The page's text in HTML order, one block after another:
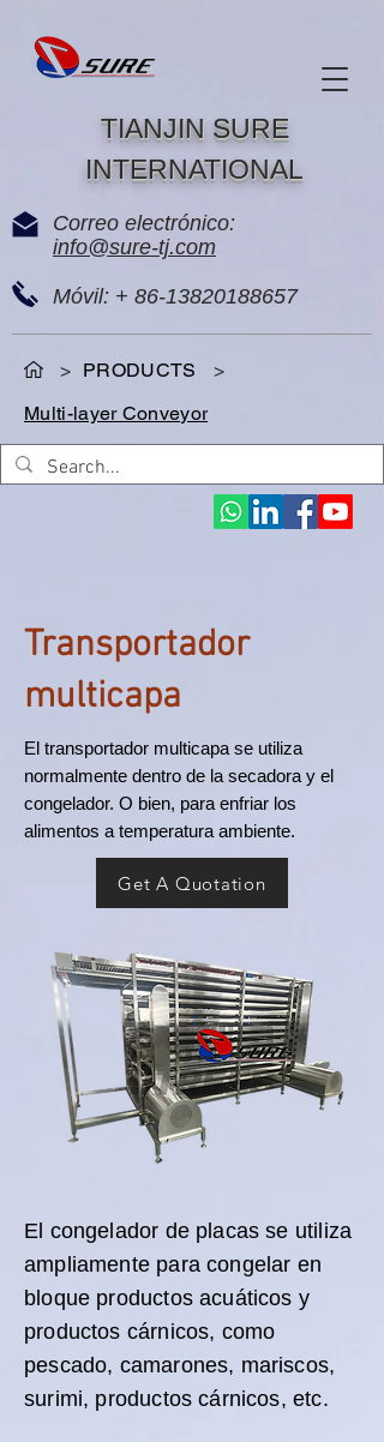
TIANJIN SURE
INTERNATIONAL
Correo electrónico:
info@sure-tj.com
Móvil: + 86-13820188657
> PRODUCTS
>
Multi-layer Conveyor
Transportador
multicapa
El transportador multicapa se utiliza
normalmente dentro de la secadora y el
congelador. O bien, para enfriar los
alimentos a temperatura ambiente.
Get A Quotation
El congelador de placas se utiliza
ampliamente para congelar en
bloque productos acuáticos y
productos cárnicos, como
pescado, camarones, mariscos,
surimi, productos cárnicos, etc.